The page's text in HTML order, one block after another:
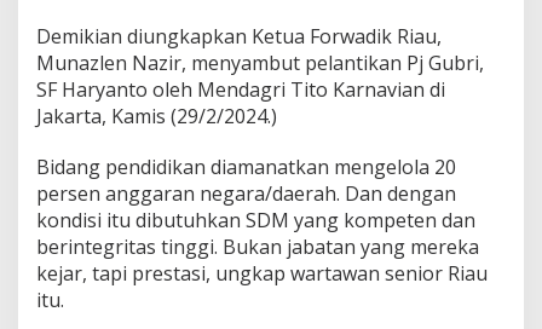
A
g
a
r
D
n
i
a
P
e
n
Demikian diungkapkan Ketua Forwadik Riau,
Munazlen Nazir, menyambut pelantikan Pj Gubri,
SF Haryanto oleh Mendagri Tito Karnavian di
Jakarta, Kamis (29/2/2024.)
Bidang pendidikan diamanatkan mengelola 20
persen anggaran negara/daerah. Dan dengan
kondisi itu dibutuhkan SDM yang kompeten dan
berintegritas tinggi. Bukan jabatan yang mereka
kejar, tapi prestasi, ungkap wartawan senior Riau
itu.